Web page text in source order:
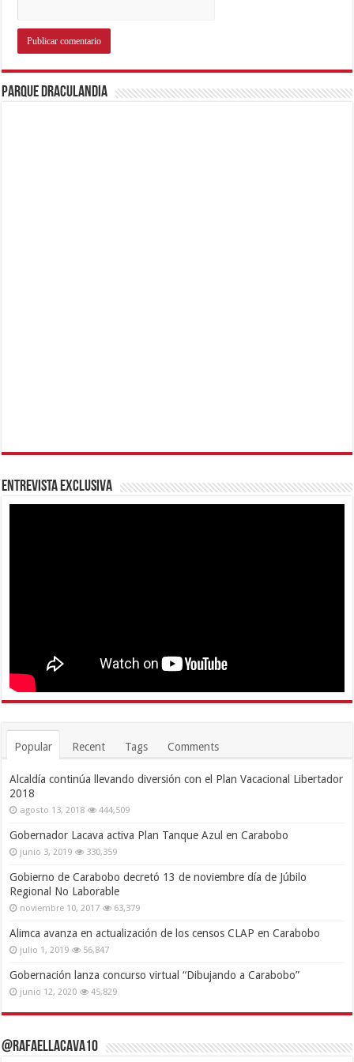
Parque Draculandia
Entrevista Exclusiva
Popular Recent Tags Comments
Alcaldía continúa llevando diversión con el Plan Vacacional Libertador
2018
agosto 13, 2018 444,509
Gobernador Lacava activa Plan Tanque Azul en Carabobo
junio 3, 2019 330,359
Gobierno de Carabobo decretó 13 de noviembre día de Júbilo
Regional No Laborable
noviembre 10, 2017 63,379
Alimca avanza en actualización de los censos CLAP en Carabobo
julio 1, 2019 56,847
Gobernación lanza concurso virtual “Dibujando a Carabobo”
junio 12, 2020 45,829
@RafaelLacava10